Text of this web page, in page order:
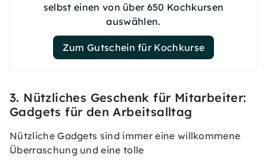
selbst einen von über 650 Kochkursen
auswählen.
Zum Gutschein für Kochkurse
3. Nützliches Geschenk für Mitarbeiter:
Gadgets für den Arbeitsalltag
Nützliche Gadgets sind immer eine willkommene
Überraschung und eine tolle